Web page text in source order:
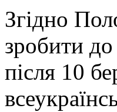
Згідно
зробити
після 10